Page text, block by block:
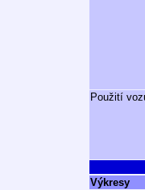
Použití
Výkresy